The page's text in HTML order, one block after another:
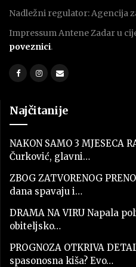
Nadležni regulator: Agencija
Impressum Antene Zadar u
poveznici.
Najčitanije
NAKON SAMO 3 MJESECA
Čurković, glavni…
ZBOG ZATVORENOG
dana spavaju i…
DRAMA NA VIRU Napala
obiteljsko…
PROGNOZA OTKRIVA
spasonosna kiša? Evo…